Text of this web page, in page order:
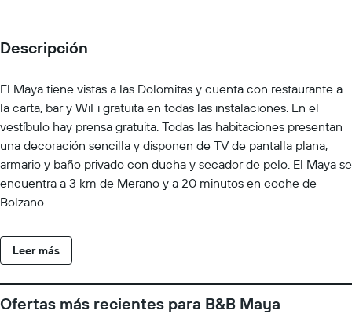
Descripción
El Maya tiene vistas a las Dolomitas y cuenta con restaurante a
la carta, bar y WiFi gratuita en todas las instalaciones. En el
vestíbulo hay prensa gratuita. Todas las habitaciones presentan
una decoración sencilla y disponen de TV de pantalla plana,
armario y baño privado con ducha y secador de pelo. El Maya se
encuentra a 3 km de Merano y a 20 minutos en coche de
Bolzano.
Leer más
Ofertas más recientes para B&B Maya